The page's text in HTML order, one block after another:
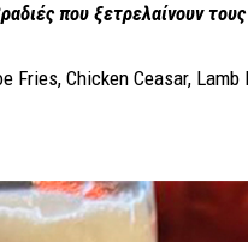
που ξετρελαίνουν
Chicken Ceasar, Lamb